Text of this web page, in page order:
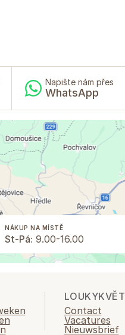
Napište nám přes
WhatsApp
NÁKUP NA MÍSTĚ
St-Pá: 9.00-16.00
LOUKYKVĚT
Contact
Vacatures
Nieuwsbrief